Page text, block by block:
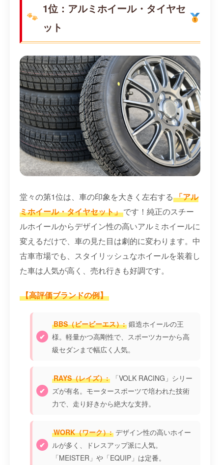
1位：アルミホイール・タイヤセ
ット
堂々の第1位は、車の印象を大きく左右する 「アル
ミホイール・タイヤセット」です！純正のスチー
ルホイールからデザイン性の高いアルミホイールに
変えるだけで、車の見た目は劇的に変わります。中
古車市場でも、スタイリッシュなホイールを装着し
た車は人気が高く、売れ行きも好調です。
【高評価ブランドの例】
BBS（ビービーエス）: 鍛造ホイールの王
様。軽量かつ高剛性で、スポーツカーから高
級セダンまで幅広く人気。
RAYS（レイズ）:
「VOLK RACING」シリー
ズが有名。モータースポーツで培われた技術
力で、走り好きから絶大な支持。
WORK（ワーク）: デザイン性の高いホイー
ルが多く、ドレスアップ派に人気。
「MEISTER」や「EQUIP」は定番。